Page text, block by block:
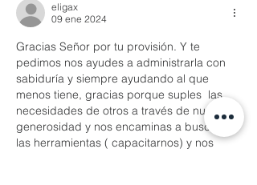
eligax
09 ene 2024
Gracias Señor por tu provisión. Y te
pedimos nos ayudes a administrarla con
sabiduría y siempre ayudando al que
menos tiene, gracias porque suples  las
necesidades de otros a través de nuestra
generosidad y nos encaminas a buscar
las herramientas ( capacitarnos) y nos